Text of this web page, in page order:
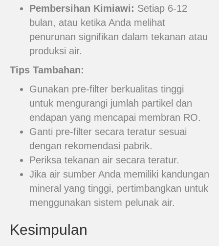
Pembersihan Kimiawi: Setiap 6-12
bulan, atau ketika Anda melihat
penurunan signifikan dalam tekanan atau
produksi air.
Tips Tambahan:
Gunakan pre-filter berkualitas tinggi
untuk mengurangi jumlah partikel dan
endapan yang mencapai membran RO.
Ganti pre-filter secara teratur sesuai
dengan rekomendasi pabrik.
Periksa tekanan air secara teratur.
Jika air sumber Anda memiliki kandungan
mineral yang tinggi, pertimbangkan untuk
menggunakan sistem pelunak air.
Kesimpulan